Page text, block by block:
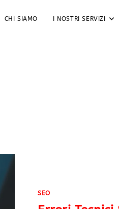
CHI SIAMO I NOSTRI SERVIZI
SEO